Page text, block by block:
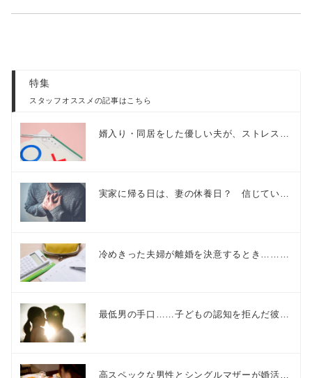
特集
スタッフオススメの記事はこちら
婿入り・同居をした優しい夫が、ストレス…
実家に帰る日は、妻の休養日？ 信じてい…
冷めきった夫婦が離婚を決意するとき………
最低男の手口……子どもの認知を拒んだ彼…
高スペックな男性とシングルマザーが婚活…